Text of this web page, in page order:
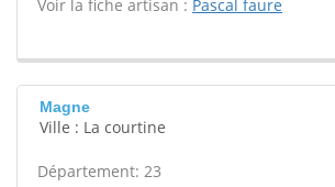
Voir la fiche artisan : Pascal faure
Magne
Ville : La courtine
Département: 23